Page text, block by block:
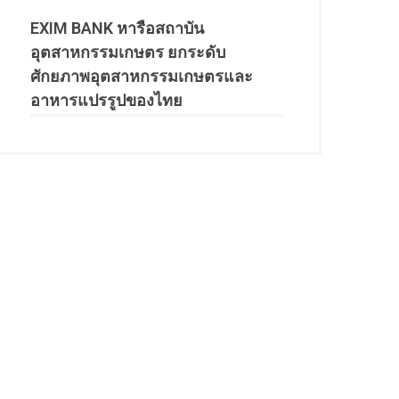
EXIM BANK หารือสถาบัน
อุตสาหกรรมเกษตร ยกระดับ
ศักยภาพอุตสาหกรรมเกษตรและ
อาหารแปรรูปของไทย